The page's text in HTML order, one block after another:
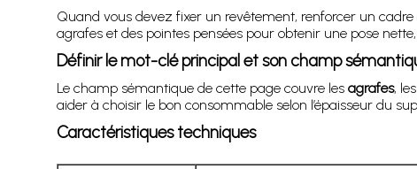
Quand vous devez fixer un revêtement, renforcer un
agrafes et des pointes pensées pour obtenir une pose
Définir le mot-clé principal et son champ
Le champ sémantique de cette page couvre les agrafes, les
aider à choisir le bon consommable selon l’épaisseur du
Caractéristiques techniques